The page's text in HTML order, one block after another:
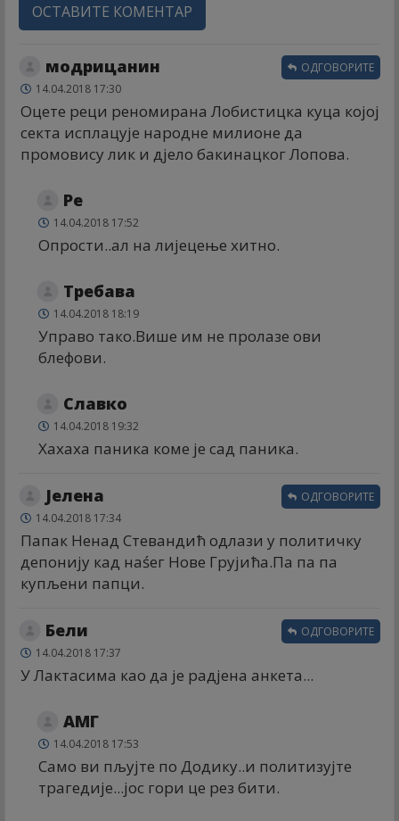
ОСТАВИТЕ КОМЕНТАР
модрицанин
14.04.2018 17:30
Оцете реци реномирана Лобистицка куца којој
секта исплацује народне милионе да
промовису лик и дјело бакинацког Лопова.
ОДГОВОРИТЕ
Ре
14.04.2018 17:52
Опрости..ал на лијецење хитно.
Требава
14.04.2018 18:19
Управо тако.Више им не пролазе ови
блефови.
Славко
14.04.2018 19:32
Хахаха паника коме је сад паника.
Јелена
14.04.2018 17:34
Папак Ненад Стевандић одлази у политичку
депонију кад наśег Нове Грујића.Па па па
купљени папци.
ОДГОВОРИТЕ
Бели
14.04.2018 17:37
У Лактасима као да је радјена анкета...
ОДГОВОРИТЕ
АМГ
14.04.2018 17:53
Само ви пљујте по Додику..и политизујте
трагедије...јос гори це рез бити.